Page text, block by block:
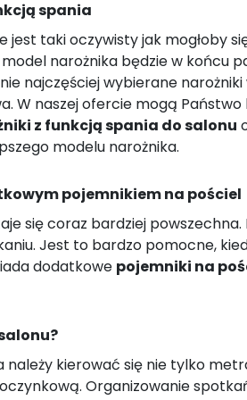
spania
jest taki oczywisty jak mogłoby
narożnika będzie w
najczęściej wybierane
W naszej ofercie mogą
z funkcją spania do salonu
modelu narożnika.
pojemnikiem na pościel
się coraz bardziej
Jest to bardzo pomocne,
dodatkowe pojemniki na
kierować się nie tylko
Organizowanie